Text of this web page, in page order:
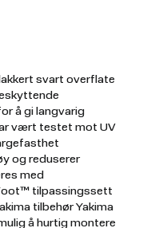
svart overflate
å gi langvarig
vært testet mot UV
og reduserer
med
tilpassingssett
tilbehør Yakima
å hurtig montere